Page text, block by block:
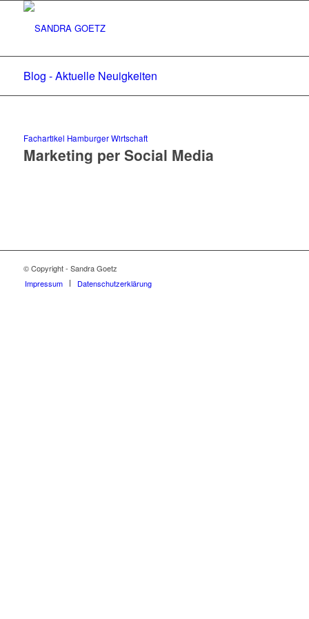
Blog - Aktuelle Neuigkeiten
Fachartikel Hamburger Wirtschaft
Marketing per Social Media
© Copyright - Sandra Goetz
Impressum
Datenschutzerklärung